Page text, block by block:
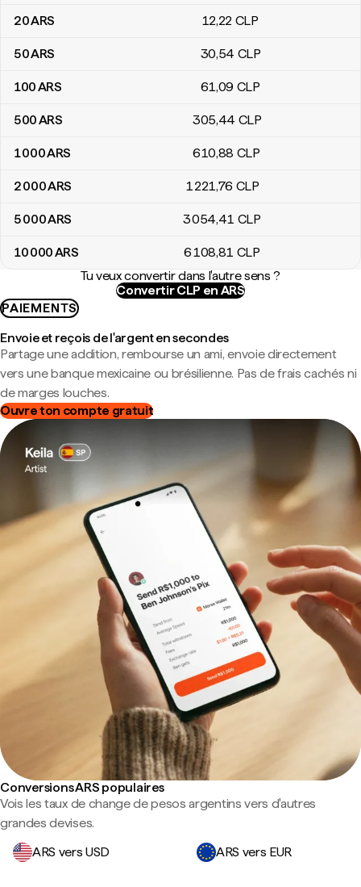
20ARS 12,22 CLP
50ARS 30,54 CLP
100ARS 61,09 CLP
500ARS 305,44 CLP
1 000ARS 610,88 CLP
2 000ARS 1 221,76 CLP
5 000ARS 3 054,41 CLP
10 000ARS 6 108,81 CLP
Tu veux convertir dans l'autre sens ?
Convertir CLP en ARS
PAIEMENTS
Envoie et reçois de l'argent en secondes
Partage une addition, rembourse un ami, envoie directement
vers une banque mexicaine ou brésilienne. Pas de frais cachés ni
de marges louches.
Ouvre ton compte gratuit
Conversions ARS populaires
Vois les taux de change de pesos argentins vers d'autres
grandes devises.
ARS vers USD
ARS vers EUR